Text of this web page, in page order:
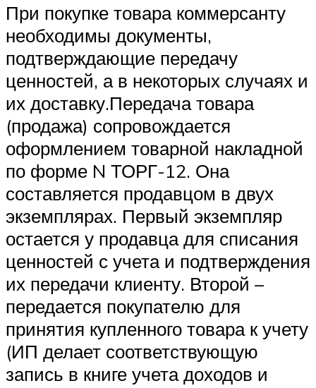
При покупке товара коммерсанту
необходимы документы,
подтверждающие передачу
ценностей, а в некоторых случаях и
их доставку.Передача товара
(продажа) сопровождается
оформлением товарной накладной
по форме N ТОРГ-12. Она
составляется продавцом в двух
экземплярах. Первый экземпляр
остается у продавца для списания
ценностей с учета и подтверждения
их передачи клиенту. Второй –
передается покупателю для
принятия купленного товара к учету
(ИП делает соответствующую
запись в книге учета доходов и